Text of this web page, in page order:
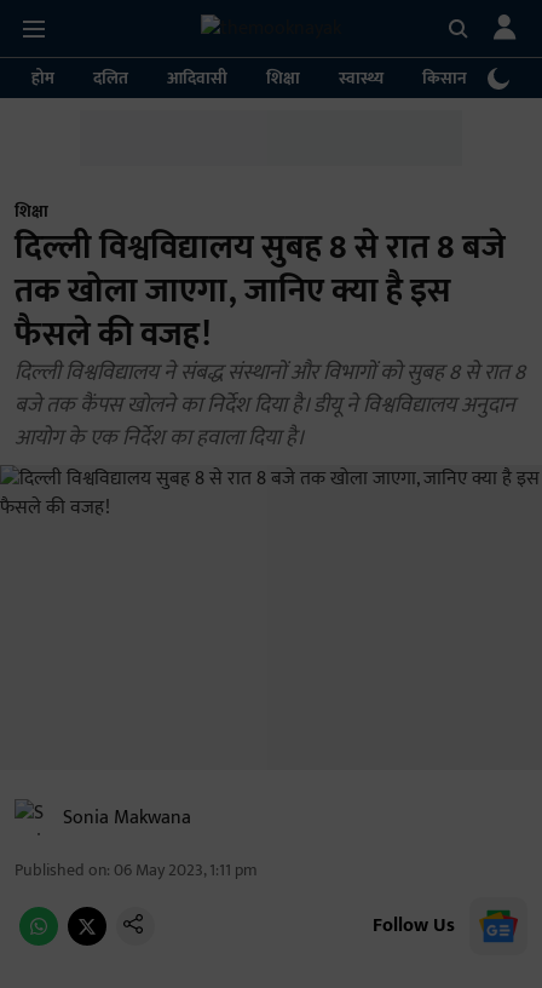
होम दलित आदिवासी शिक्षा स्वास्थ्य किसान
शिक्षा
दिल्ली विश्वविद्यालय सुबह 8 से रात 8 बजे
तक खोला जाएगा, जानिए क्या है इस
फैसले की वजह!
दिल्ली विश्वविद्यालय ने संबद्ध संस्थानों और विभागों को सुबह 8 से रात 8
बजे तक कैंपस खोलने का निर्देश दिया है। डीयू ने विश्वविद्यालय अनुदान
आयोग के एक निर्देश का हवाला दिया है।
Sonia Makwana
Published on: 06 May 2023, 1:11 pm
Follow Us